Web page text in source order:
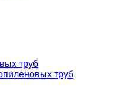
труб
труб